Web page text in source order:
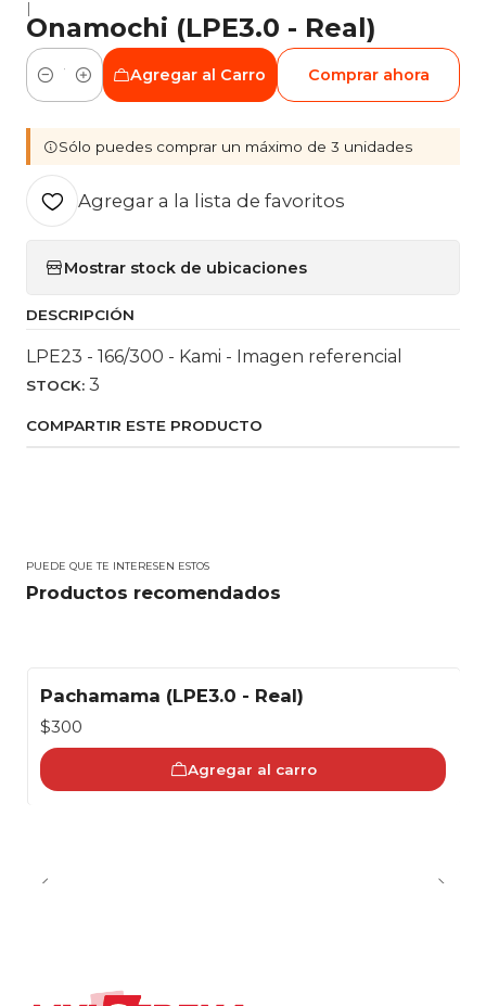
|
Onamochi (LPE3.0 - Real)
Cantidad
Agregar al Carro Comprar ahora
Sólo puedes comprar un máximo de 3 unidades
Agregar a la lista de favoritos
Mostrar stock de ubicaciones
DESCRIPCIÓN
LPE23 - 166/300 - Kami - Imagen referencial
STOCK: 3
COMPARTIR ESTE PRODUCTO
PUEDE QUE TE INTERESEN ESTOS
Productos recomendados
Pachamama (LPE3.0 - Real)
$300
Agregar al carro